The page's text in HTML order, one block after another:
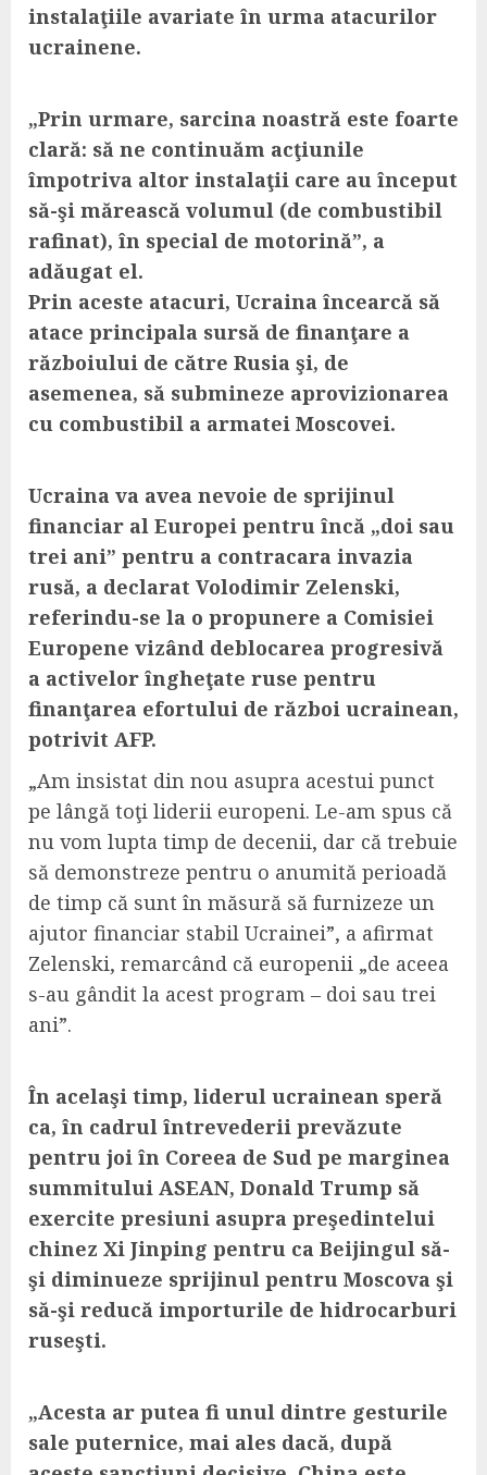
instalaţiile avariate în urma atacurilor
ucrainene.
„Prin urmare, sarcina noastră este foarte
clară: să ne continuăm acţiunile
împotriva altor instalaţii care au început
să-şi mărească volumul (de combustibil
rafinat), în special de motorină”, a
adăugat el.
Prin aceste atacuri, Ucraina încearcă să
atace principala sursă de finanţare a
războiului de către Rusia şi, de
asemenea, să submineze aprovizionarea
cu combustibil a armatei Moscovei.
Ucraina va avea nevoie de sprijinul
financiar al Europei pentru încă „doi sau
trei ani” pentru a contracara invazia
rusă, a declarat Volodimir Zelenski,
referindu-se la o propunere a Comisiei
Europene vizând deblocarea progresivă
a activelor îngheţate ruse pentru
finanţarea efortului de război ucrainean,
potrivit AFP.
„Am insistat din nou asupra acestui punct
pe lângă toţi liderii europeni. Le-am spus că
nu vom lupta timp de decenii, dar că trebuie
să demonstreze pentru o anumită perioadă
de timp că sunt în măsură să furnizeze un
ajutor financiar stabil Ucrainei”, a afirmat
Zelenski, remarcând că europenii „de aceea
s-au gândit la acest program – doi sau trei
ani”.
În acelaşi timp, liderul ucrainean speră
ca, în cadrul întrevederii prevăzute
pentru joi în Coreea de Sud pe marginea
summitului ASEAN, Donald Trump să
exercite presiuni asupra preşedintelui
chinez Xi Jinping pentru ca Beijingul să-
şi diminueze sprijinul pentru Moscova şi
să-şi reducă importurile de hidrocarburi
ruseşti.
„Acesta ar putea fi unul dintre gesturile
sale puternice, mai ales dacă, după